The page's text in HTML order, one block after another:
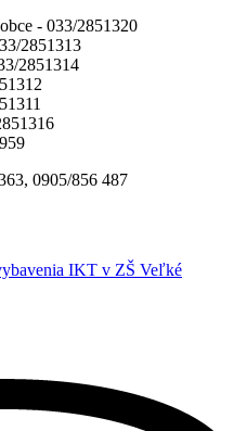
- 033/2851320
2851313
2851314
0905/856 487